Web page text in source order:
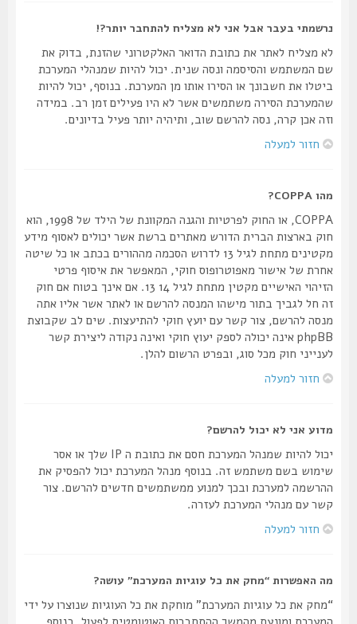
נרשמתי בעבר אבל אני לא מצליח להתחבר יותר?!
לא מצליח לאתר את כתובת הדואר האלקטרוני שהזנת, בדוק את
שם המשתמש והסיסמה ונסה שנית. יכול להיות שמנהלי המערכת
ביטלו את חשבונך או הסירו אותו מן המערכת. בנוסף, יכול להיות
שהמערכת הסירה משתמשים אשר לא היו פעילים זמן רב. במידה
וזה אכן קרה, נסה להרשם שוב, ותיהיה יותר פעיל בדיונים.
חזור למעלה
COPPA, או החוק לפרטיות והגנה המקוונת של הילד של 1998, הוא
חוק בארצות הברית הדורש מאתרים ברשת אשר יכולים לאסוף מידע
מקטינים מתחת לגיל 13 לדרוש הסכמה מההורים בכתב או כל שיטה
אחרת של אישור מאפוטרופוס חוקי, המאפשר את איסוף פרטי
הזיהוי האישיים מקטין מתחת לגיל 14 13. אם אינך בטוח אם חוק
זה חל לגביך בתור מישהו המנסה להרשם או לאתר אשר אליו אתה
מנסה להרשם, צור קשר עם יועץ חוקי להתיעצות. שים לב שקבוצת
phpBB אינה יכולה לספק יעוץ חוקי ואינה נקודה ליצירת קשר
לענייני חוק מכל סוג, ובפרט הרשום להלן.
חזור למעלה
מדוע אני לא יכול להרשם?
יכול להיות שמנהל המערכת חסם את כתובת ה IP שלך או אסר
שימוש בשם משתמש זה. בנוסף מנהל המערכת יכול להפסיק את
ההרשמה למערכת ובכך למנוע ממשתמשים חדשים להרשם. צור
קשר עם מנהלי המערכת לעזרה.
חזור למעלה
מה האפשרות “מחק את כל עוגיות המערכת” עושה?
“מחק את כל עוגיות המערכת” מוחקת את כל העוגיות שנוצרו על ידי